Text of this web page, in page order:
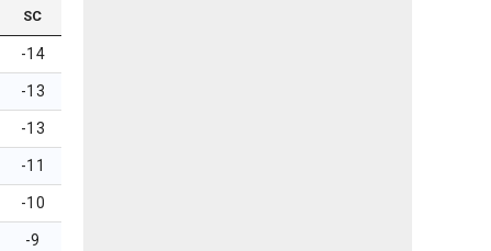
SC
-14
-13
-13
-11
-10
-9